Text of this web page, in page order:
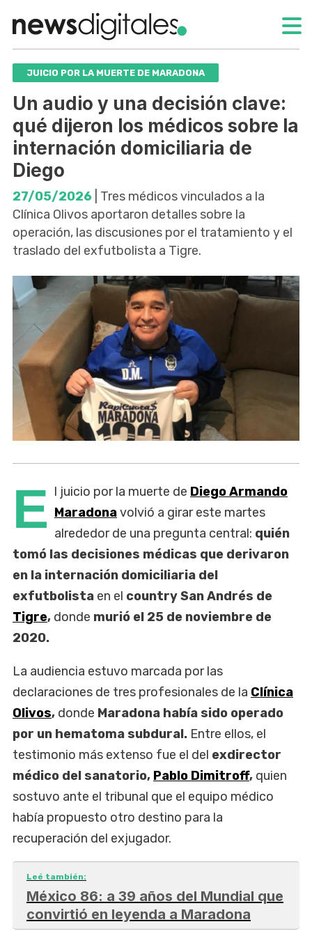
JUICIO POR LA MUERTE DE MARADONA
Un audio y una decisión clave:
qué dijeron los médicos sobre la
internación domiciliaria de
Diego
27/05/2026 | Tres médicos vinculados a la
Clínica Olivos aportaron detalles sobre la
operación, las discusiones por el tratamiento y el
traslado del exfutbolista a Tigre.
E l juicio por la muerte de Diego Armando
Maradonavolvió a girar este martes
alrededor de una pregunta central: quién
tomó las decisiones médicas que derivaron
en la internación domiciliaria del
exfutbolista en el country San Andrés de
Tigre, donde murió el 25 de noviembre de
2020.
La audiencia estuvo marcada por las
declaraciones de tres profesionales de la Clínica
Olivos, donde Maradona había sido operado
por un hematoma subdural. Entre ellos, el
testimonio más extenso fue el del exdirector
médico del sanatorio, Pablo Dimitroff, quien
sostuvo ante el tribunal que el equipo médico
había propuesto otro destino para la
recuperación del exjugador.
Leé también:
México 86: a 39 años del Mundial que
convirtió en leyenda a Maradona